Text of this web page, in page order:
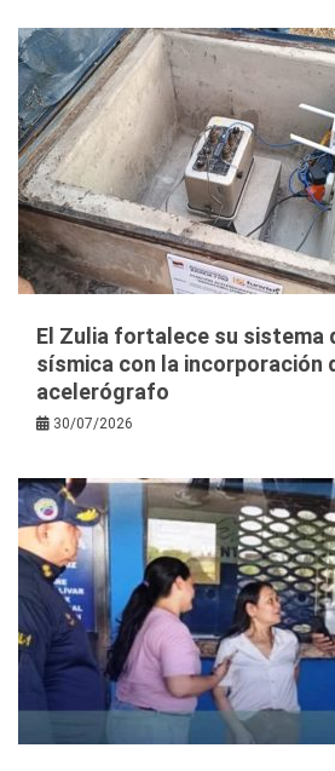
El Zulia fortalece su sistema
sísmica con la incorporación
acelerógrafo
30/07/2026